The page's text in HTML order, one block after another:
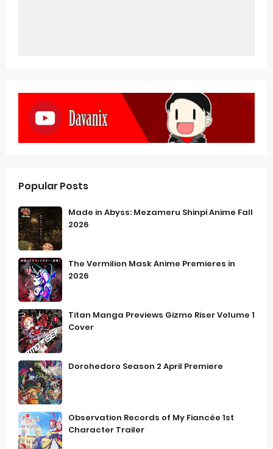
Popular Posts
Made in Abyss: Mezameru Shinpi Anime Fall
2026
The Vermilion Mask Anime Premieres in
2026
Titan Manga Previews Gizmo Riser Volume 1
Cover
Dorohedoro Season 2 April Premiere
Observation Records of My Fiancée 1st
Character Trailer